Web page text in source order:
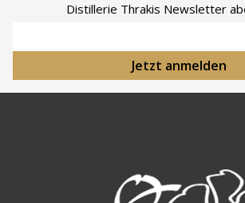
Distillerie Thrakis Newsletter
Jetzt anmelden